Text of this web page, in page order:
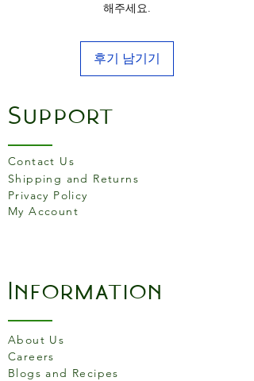
해주세요.
후기 남기기
Support
Contact Us
Shipping and Returns
Privacy Policy
My Account
Information
About Us
Careers
Blogs and Recipes